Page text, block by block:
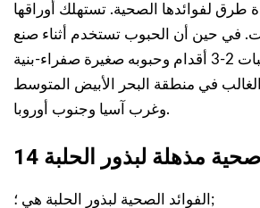
طرق لفوائدها الصحية. تستهلك أوراقها
في حين أن الحبوب تستخدم أثناء صنع
الطعام. يبلغ طول النبات 2-3 أقدام وحبوبه صغيرة صفراء-بنية
في منطقة البحر الأبيض المتوسط
وغرب آسيا وجنوب أوروبا.
الفوائد الصحية لبذور الحلبة هي ؛;